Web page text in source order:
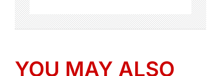
YOU MAY ALSO